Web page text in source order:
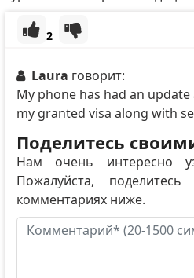
2
Laura говорит:
My phone has had an
my granted visa along with
Поделитесь
Нам очень интересно
Пожалуйста,
комментариях ниже.